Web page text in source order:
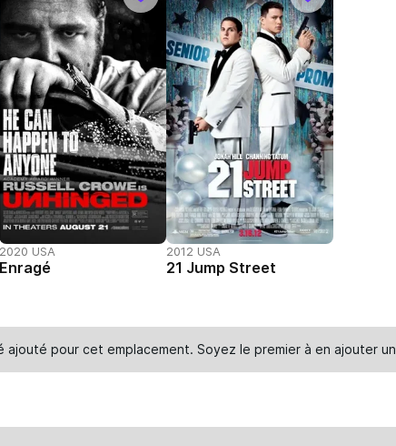
2020 USA
Enragé
2012 USA
21 Jump Street
ajouté pour cet emplacement. Soyez le premier à enajouter un